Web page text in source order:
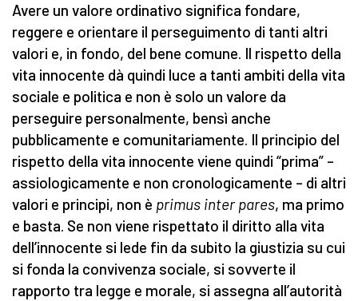
Avere un valore ordinativo significa fondare,
reggere e orientare il perseguimento di tanti altri
valori e, in fondo, del bene comune. Il rispetto della
vita innocente dà quindi luce a tanti ambiti della vita
sociale e politica e non è solo un valore da
perseguire personalmente, bensì anche
pubblicamente e comunitariamente. Il principio del
rispetto della vita innocente viene quindi “prima” –
assiologicamente e non cronologicamente – di altri
valori e principi, non è primus inter pares, ma primo
e basta. Se non viene rispettato il diritto alla vita
dell’innocente si lede fin da subito la giustizia su cui
si fonda la convivenza sociale, si sovverte il
rapporto tra legge e morale, si assegna all’autorità